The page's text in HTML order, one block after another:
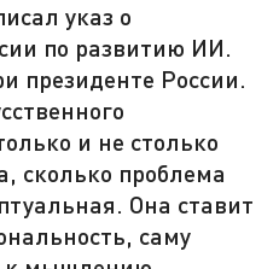
указ о
по развитию ИИ.
президенте России.
и не столько
сколько проблема
Она ставит
саму